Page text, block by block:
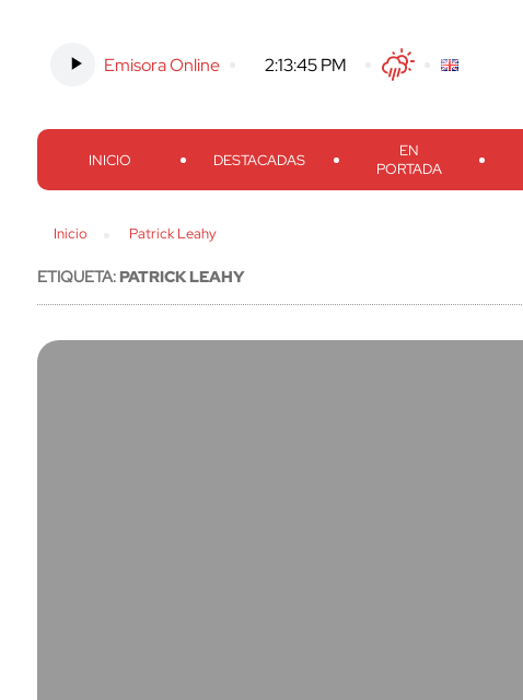
Emisora Online 2:13:46 PM TwitterFacebook
Threads
Instagram
INICIO DESTACADAS
EN
PORTADA
Inicio Patrick Leahy
ETIQUETA:PATRICK LEAHY